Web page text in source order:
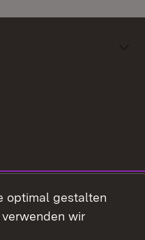
optimal gestalten
wir